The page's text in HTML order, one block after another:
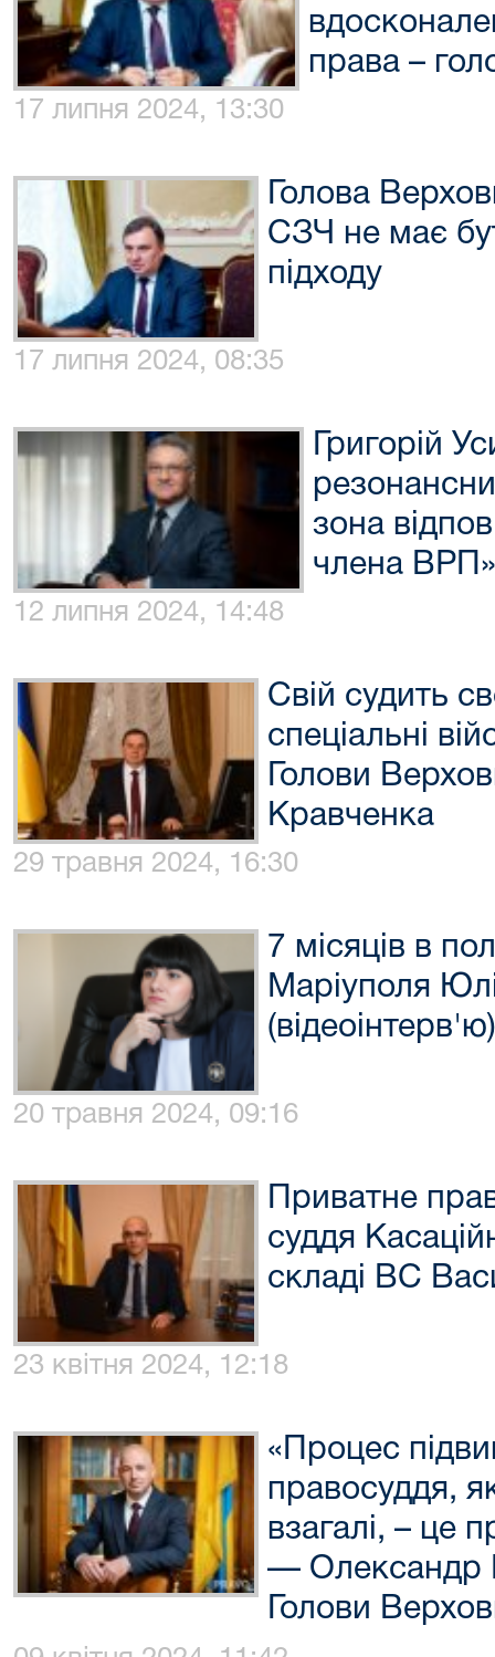
права –
17 липня 2024, 13:30
Голова
СЗЧ не має
підходу
17 липня 2024, 08:35
Григорій
зона
члена ВРП»
12 липня 2024, 14:48
Свій судить
спеціальні
Голови
Кравченка
29 травня 2024, 16:30
7 місяців в
Маріуполя
(відеоінтерв'ю)
20 травня 2024, 09:16
Приватне
суддя
складі ВС
23 квітня 2024, 12:18
«Процес
правосуддя,
взагалі, – це
— Олександр
Голови